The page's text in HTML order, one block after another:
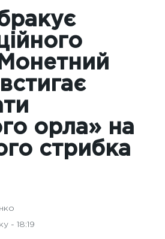
орла» на
стрибка
- 18:19